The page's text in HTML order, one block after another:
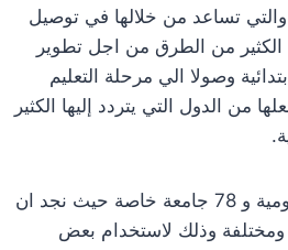
والتي تساعد من خلالها في توصيل
الكثير من الطرق من اجل تطوير
وصولا الي مرحلة التعليم
من الدول التي يتردد إليها الكثير
حيث بلغ عدد الجامعات التركية 209 جامعة تركيا من ضمنهم 131 جامعة حكومية و 78 جامعة خاصة حيث نجد ان
ومختلفة وذلك لاستخدام بعض